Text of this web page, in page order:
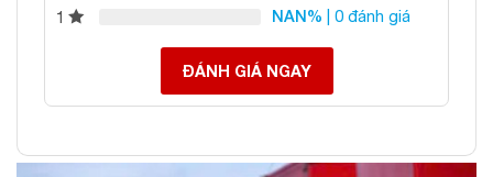
1
NAN% | 0 đánh giá
ĐÁNH GIÁ NGAY